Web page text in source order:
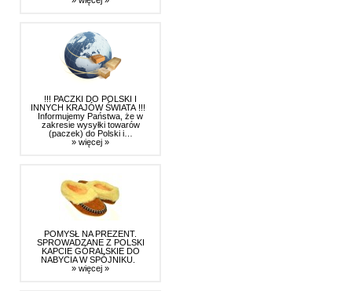
!!! PACZKI DO POLSKI I
INNYCH KRAJÓW ŚWIATA !!!
Informujemy Państwa, że w
zakresie wysyłki towarów
(paczek) do Polski i…
» więcej »
POMYSŁ NA PREZENT.
SPROWADZANE Z POLSKI
KAPCIE GÓRALSKIE DO
NABYCIA W SPÓJNIKU.
» więcej »